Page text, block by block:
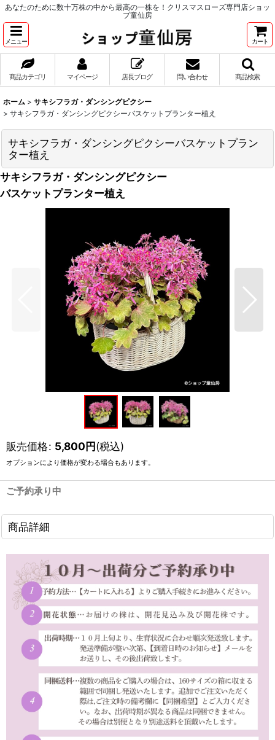
あなたのために数十万株の中から最高の一株を！クリスマスローズ専門店ショッ
プ童仙房
メニュー カート
商品カテゴリ マイページ 店長ブログ 問い合わせ 商品検索
ホーム > サキシフラガ・ダンシングピクシー
> サキシフラガ・ダンシングピクシーバスケットプランター植え
サキシフラガ・ダンシングピクシーバスケットプラン
ター植え
サキシフラガ・ダンシングピクシー
バスケットプランター植え
販売価格: 5,800円(税込)
オプションにより価格が変わる場合もあります。
ご予約承り中
商品詳細